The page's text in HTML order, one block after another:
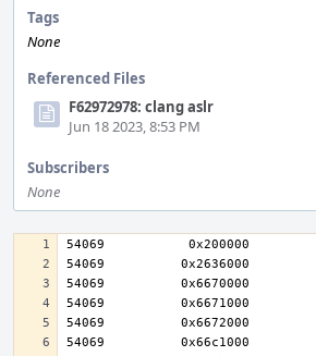
Tags
None
Referenced Files
F62972978: clang aslr
Jun 18 2023, 8:53 PM
Subscribers
None